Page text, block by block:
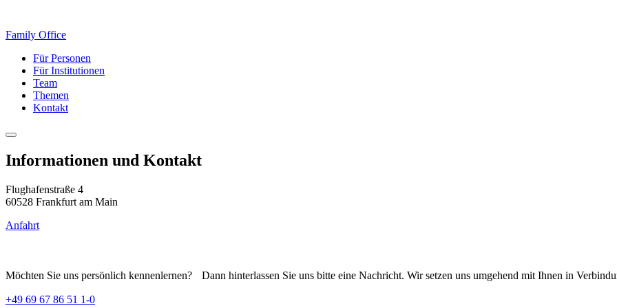
Family Office
Für Personen
Für Institutionen
Team
Themen
Kontakt
Informationen und Kontakt
Flughafenstraße 4
60528 Frankfurt am Main
Anfahrt
Möchten Sie uns persönlich kennenlernen? Dann hinterlassen Sie uns bitte eine Nachricht. Wir setzen uns umgehend mit Ihnen in
+49 69 67 86 51 1-0